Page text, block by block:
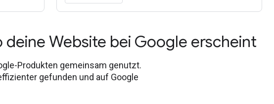
deine Website bei Google erscheint
Produkten gemeinsam genutzt.
gefunden und auf Google